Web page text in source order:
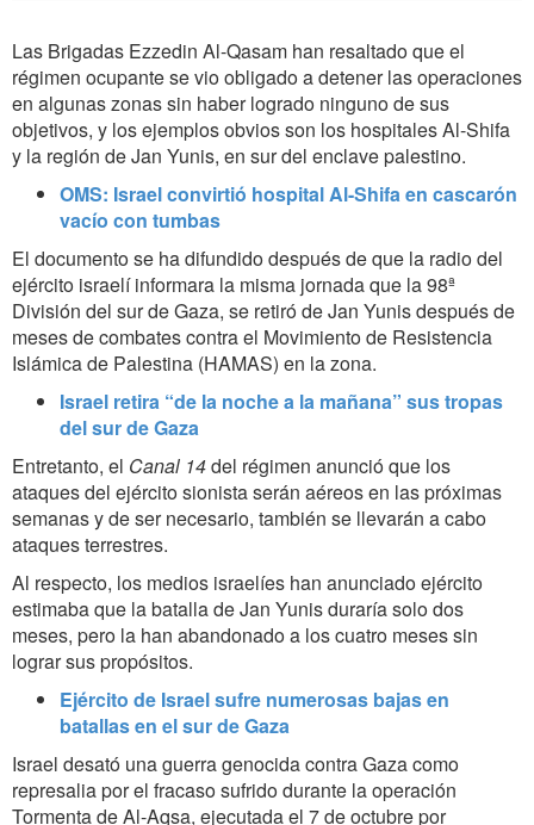
Las Brigadas Ezzedin Al-Qasam han resaltado que el
régimen ocupante se vio obligado a detener las operaciones
en algunas zonas sin haber logrado ninguno de sus
objetivos, y los ejemplos obvios son los hospitales Al-Shifa
y la región de Jan Yunis, en sur del enclave palestino.
OMS: Israel convirtió hospital Al-Shifa en cascarón
vacío con tumbas
El documento se ha difundido después de que la radio del
ejército israelí informara la misma jornada que la 98ª
División del sur de Gaza, se retiró de Jan Yunis después de
meses de combates contra el Movimiento de Resistencia
Islámica de Palestina (HAMAS) en la zona.
Israel retira “de la noche a la mañana” sus tropas
del sur de Gaza
Entretanto, el Canal 14del régimen anunció que los
ataques del ejército sionista serán aéreos en las próximas
semanas y de ser necesario, también se llevarán a cabo
ataques terrestres.
Al respecto, los medios israelíes han anunciado ejército
estimaba que la batalla de Jan Yunis duraría solo dos
meses, pero la han abandonado a los cuatro meses sin
lograr sus propósitos.
Ejército de Israel sufre numerosas bajas en
batallas en el sur de Gaza
Israel desató una guerra genocida contra Gaza como
represalia por el fracaso sufrido durante la operación
Tormenta de Al-Aqsa, ejecutada el 7 de octubre por